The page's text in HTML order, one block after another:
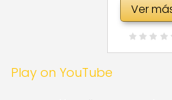
Ver
Play on YouTube